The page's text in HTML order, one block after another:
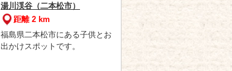
湯川渓谷（二本松市）
距離 2 km
福島県二本松市にある子供とお
出かけスポットです。